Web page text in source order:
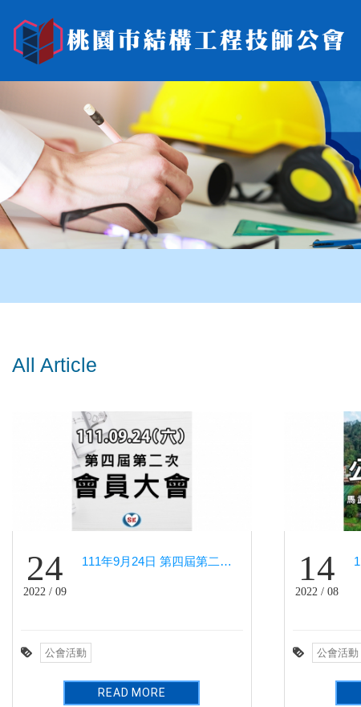
All Article
24
2022 / 09
111年9月24日 第四屆第二次會員大會－鉑宴會館
公會活動
READ MORE
14
2022 / 08
公會活動